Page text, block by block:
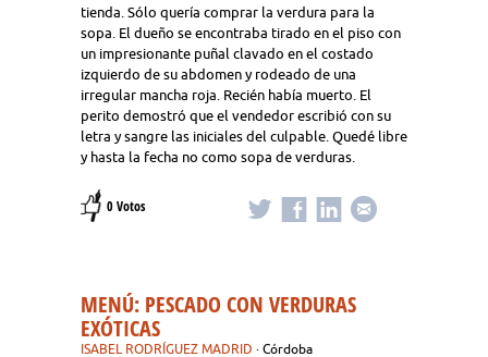
tienda. Sólo quería comprar la verdura para la
sopa. El dueño se encontraba tirado en el piso con
un impresionante puñal clavado en el costado
izquierdo de su abdomen y rodeado de una
irregular mancha roja. Recién había muerto. El
perito demostró que el vendedor escribió con su
letra y sangre las iniciales del culpable. Quedé libre
y hasta la fecha no como sopa de verduras.
0 Votos
MENÚ: PESCADO CON VERDURAS
EXÓTICAS
ISABEL RODRÍGUEZ MADRID · Córdoba